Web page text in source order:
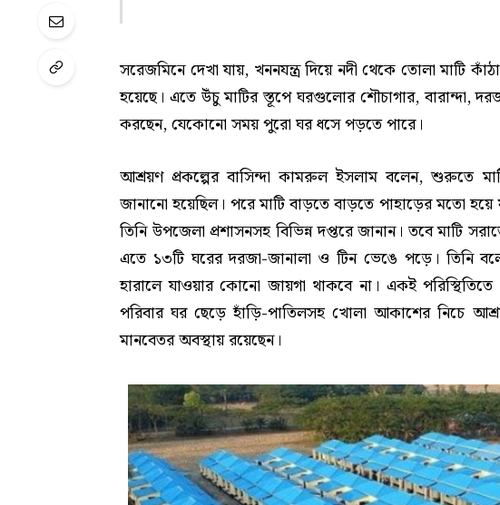
সরেজমিনে দেখা যায়, খননযন্ত্র দিয়ে নদী থেকে তোলা মাটি
হয়েছে। এতে উঁচু মাটির স্তূপে ঘরগুলোর শৌচাগার, বারান্দা,
করছেন, যেকোনো সময় পুরো ঘর ধসে পড়তে পারে।
আশ্রয়ণ প্রকল্পের বাসিন্দা কামরুল ইসলাম বলেন, শুরুতে
জানানো হয়েছিল। পরে মাটি বাড়তে বাড়তে পাহাড়ের মতো হয়ে
তিনি উপজেলা প্রশাসনসহ বিভিন্ন দপ্তরে জানান। তবে মাটি
এতে ১৩টি ঘরের দরজা-জানালা ও টিন ভেঙে পড়ে। তিনি
হারালে যাওয়ার কোনো জায়গা থাকবে না। একই
পরিবার ঘর ছেড়ে হাঁড়ি-পাতিলসহ খোলা আকাশের নিচে
মানবেতর অবস্থায় রয়েছেন।